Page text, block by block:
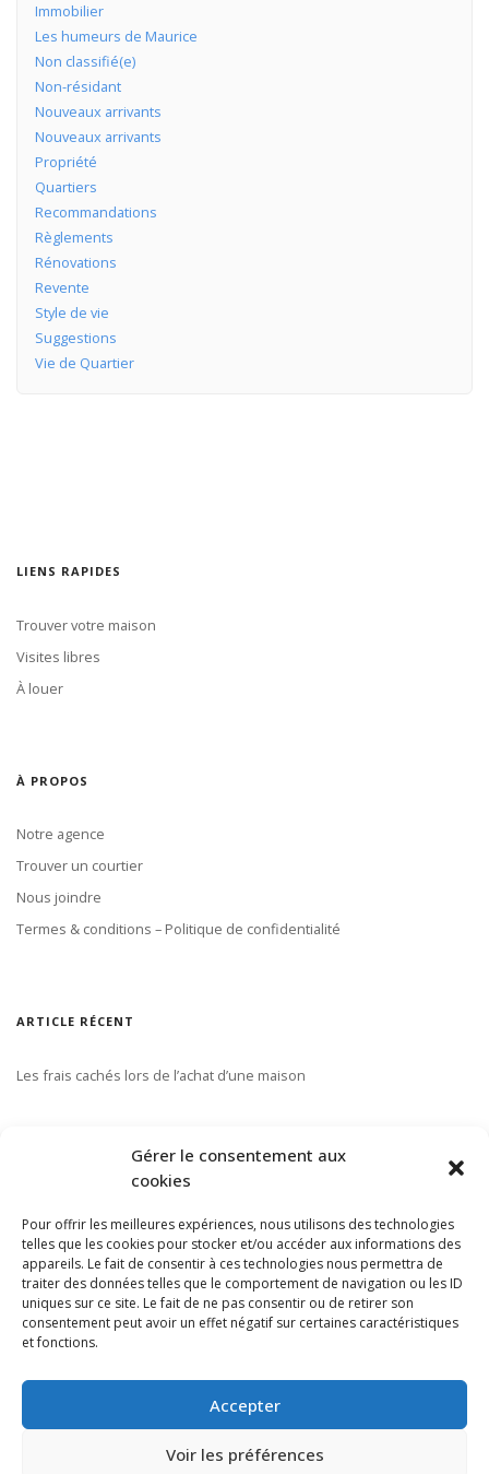
Gérer le consentement aux
cookies
Pour offrir les meilleures expériences, nous utilisons des technologies
telles que les cookies pour stocker et/ou accéder aux informations des
appareils. Le fait de consentir à ces technologies nous permettra de
traiter des données telles que le comportement de navigation ou les ID
uniques sur ce site. Le fait de ne pas consentir ou de retirer son
consentement peut avoir un effet négatif sur certaines caractéristiques
et fonctions.
Accepter
Voir les préférences
Immobilier
Les humeurs de Maurice
Non classifié(e)
Non-résidant
Nouveaux arrivants
Nouveaux arrivants
Propriété
Quartiers
Recommandations
Règlements
Rénovations
Revente
Style de vie
Suggestions
Vie de Quartier
LIENS RAPIDES
Trouver votre maison
Visites libres
À louer
À PROPOS
Notre agence
Trouver un courtier
Nous joindre
Termes & conditions – Politique de confidentialité
ARTICLE RÉCENT
Les frais cachés lors de l’achat d’une maison